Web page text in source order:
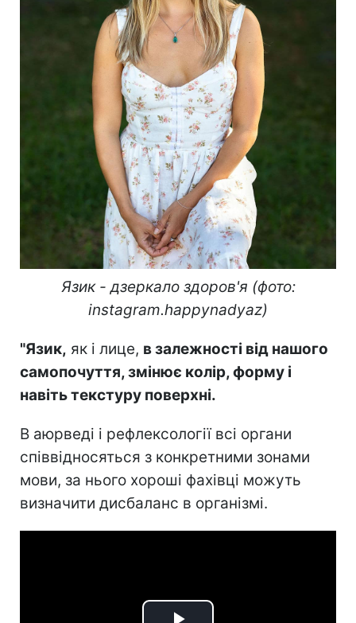
Язик - дзеркало здоров'я (фото:
instagram.happynadyaz)
"Язик, як і лице, в залежності від нашого
самопочуття, змінює колір, форму і
навіть текстуру поверхні.
В аюрведі і рефлексології всі органи
співвідносяться з конкретними зонами
мови, за нього хороші фахівці можуть
визначити дисбаланс в організмі.